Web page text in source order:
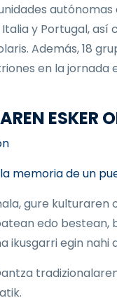
autónomas
y Portugal, así
Además, 18
en la jornada
ESKER
memoria de un
gure kulturaren
edo bestean,
ikusgarri egin nahi